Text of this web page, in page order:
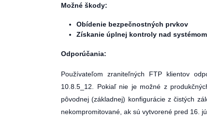
Možné škody:
Obídenie bezpečnostných prvkov
Získanie úplnej kontroly nad systémom
Odporúčania:
Používateľom zraniteľných FTP klientov
10.8.5_12. Pokiaľ nie je možné z
pôvodnej (základnej) konfigurácie z čistých
nekompromitované, ak sú vytvorené pred 16.